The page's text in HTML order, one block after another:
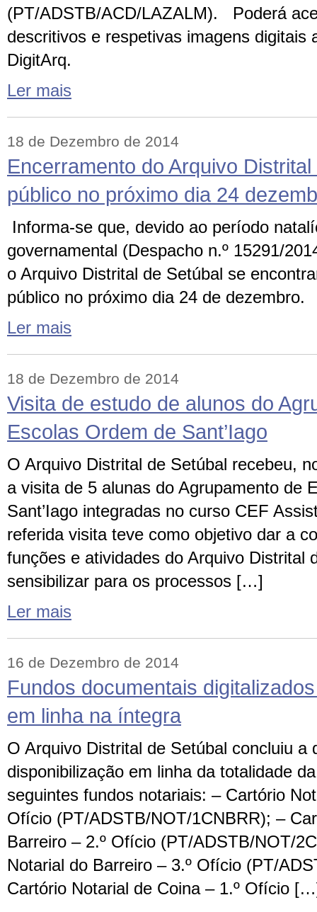
(PT/ADSTB/ACD/LAZALM). Poderá
descritivos e respetivas imagens digitais
DigitArq.
Ler mais
18 de Dezembro de 2014
Encerramento do Arquivo
público no próximo dia 24
Informa-se que, devido ao período
governamental (Despacho n.º 15291/
o Arquivo Distrital de Setúbal se
público no próximo dia 24 de
Ler mais
18 de Dezembro de 2014
Visita de estudo de alunos do
Escolas Ordem de Sant’Iago
O Arquivo Distrital de Setúbal recebeu,
a visita de 5 alunas do Agrupamento de
Sant’Iago integradas no curso CEF
referida visita teve como objetivo dar a
funções e atividades do Arquivo Distrital
sensibilizar para os processos […]
Ler mais
16 de Dezembro de 2014
Fundos documentais
em linha na íntegra
O Arquivo Distrital de Setúbal concluiu a
disponibilização em linha da totalidade
seguintes fundos notariais: – Cartório
Ofício (PT/ADSTB/NOT/1CNBRR); –
Barreiro – 2.º Ofício (PT/ADSTB/NOT/
Notarial do Barreiro – 3.º Ofício (PT/
Cartório Notarial de Coina – 1.º Ofício